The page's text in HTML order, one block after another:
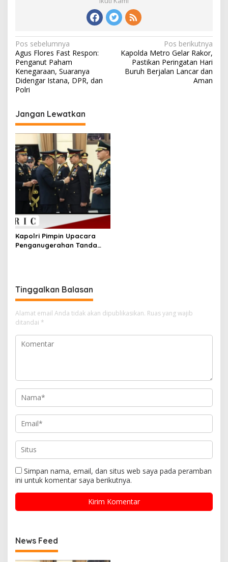
Navigasi
pos
Pos sebelumnya
Agus Flores Fast Respon:
Penganut Paham
Kenegaraan, Suaranya
Didengar Istana, DPR, dan
Polri
Pos berikutnya
Kapolda Metro Gelar Rakor,
Pastikan Peringatan Hari
Buruh Berjalan Lancar dan
Aman
Jangan Lewatkan
Kapolri Pimpin Upacara
Penganugerahan Tanda
Tinggalkan Balasan
Alamat email Anda tidak akan dipublikasikan. Ruas yang wajib
ditandai *
Simpan nama, email, dan situs web saya pada peramban
ini untuk komentar saya berikutnya.
News Feed